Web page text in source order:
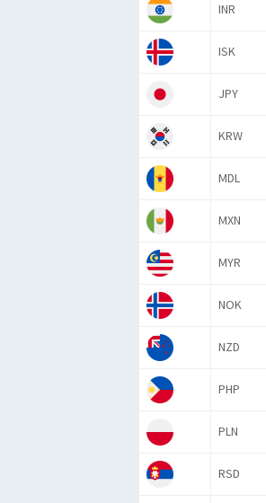
INR
ISK
JPY
KRW
MDL
MXN
MYR
NOK
NZD
PHP
PLN
RSD